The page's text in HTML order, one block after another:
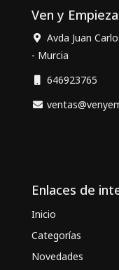
Ven y Empieza
Avda Juan
- Murcia
646923765
Enlaces de
Inicio
Categorías
Novedades